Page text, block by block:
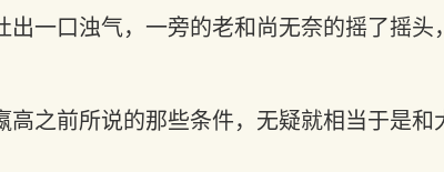
一口浊气，一旁的老和尚无奈的摇了摇头
之前所说的那些条件，无疑就相当于是和